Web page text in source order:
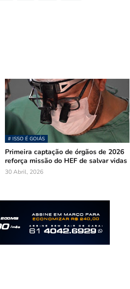
# ISSO É GOIÁS
Primeira captação de órgãos de 2026
reforça missão do HEF de salvar vidas
30 Abril, 2026